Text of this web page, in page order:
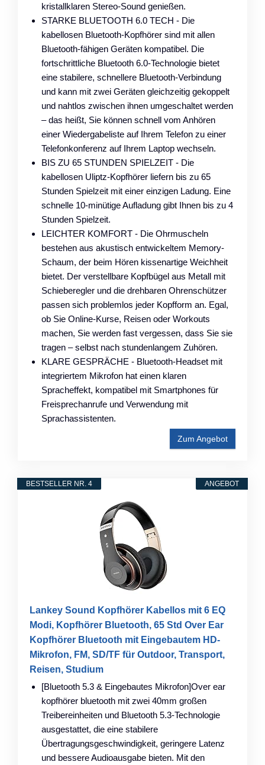
kristallklaren Stereo-Sound genießen.
STARKE BLUETOOTH 6.0 TECH - Die
kabellosen Bluetooth-Kopfhörer sind mit allen
Bluetooth-fähigen Geräten kompatibel. Die
fortschrittliche Bluetooth 6.0-Technologie bietet
eine stabilere, schnellere Bluetooth-Verbindung
und kann mit zwei Geräten gleichzeitig gekoppelt
und nahtlos zwischen ihnen umgeschaltet werden
– das heißt, Sie können schnell vom Anhören
einer Wiedergabeliste auf Ihrem Telefon zu einer
Telefonkonferenz auf Ihrem Laptop wechseln.
BIS ZU 65 STUNDEN SPIELZEIT - Die
kabellosen Uliptz-Kopfhörer liefern bis zu 65
Stunden Spielzeit mit einer einzigen Ladung. Eine
schnelle 10-minütige Aufladung gibt Ihnen bis zu 4
Stunden Spielzeit.
LEICHTER KOMFORT - Die Ohrmuscheln
bestehen aus akustisch entwickeltem Memory-
Schaum, der beim Hören kissenartige Weichheit
bietet. Der verstellbare Kopfbügel aus Metall mit
Schieberegler und die drehbaren Ohrenschützer
passen sich problemlos jeder Kopfform an. Egal,
ob Sie Online-Kurse, Reisen oder Workouts
machen, Sie werden fast vergessen, dass Sie sie
tragen – selbst nach stundenlangem Zuhören.
KLARE GESPRÄCHE - Bluetooth-Headset mit
integriertem Mikrofon hat einen klaren
Spracheffekt, kompatibel mit Smartphones für
Freisprechanrufe und Verwendung mit
Sprachassistenten.
Zum Angebot
ANGEBOT
BESTSELLER NR. 4
Lankey Sound Kopfhörer Kabellos mit 6 EQ
Modi, Kopfhörer Bluetooth, 65 Std Over Ear
Kopfhörer Bluetooth mit Eingebautem HD-
Mikrofon, FM, SD/TF für Outdoor, Transport,
Reisen, Studium
[Bluetooth 5.3 & Eingebautes Mikrofon]Over ear
kopfhörer bluetooth mit zwei 40mm großen
Treibereinheiten und Bluetooth 5.3-Technologie
ausgestattet, die eine stabilere
Übertragungsgeschwindigkeit, geringere Latenz
und bessere Audioausgabe bieten. Mit den